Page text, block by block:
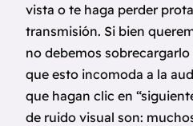
vista o te haga perder
transmisión. Si bien
no debemos
que esto incomoda a la
que hagan clic en
de ruido visual son: